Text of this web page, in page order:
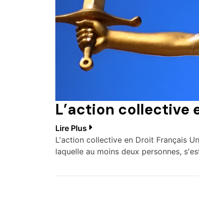
L’action collective
L'action collective en Droit Français
laquelle au moins deux personnes,
Lire Plus